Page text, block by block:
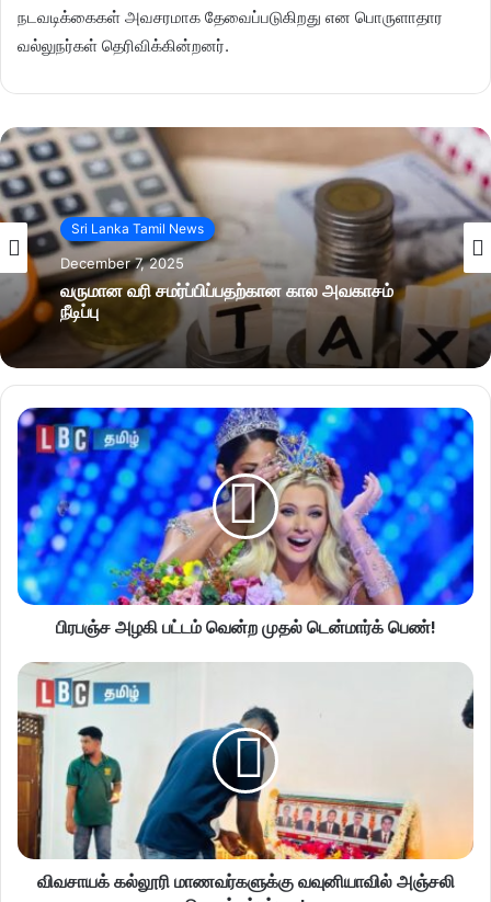
நடவடிக்கைகள் அவசரமாக தேவைப்படுகிறது என பொருளாதார
வல்லுநர்கள் தெரிவிக்கின்றனர்.
Sri Lanka Tamil News
December 7, 2025
வருமான வரி சமர்ப்பிப்பதற்கான கால அவகாசம்
நீடிப்பு
பிரபஞ்ச அழகி பட்டம் வென்ற முதல் டென்மார்க் பெண்!
விவசாயக் கல்லூரி மாணவர்களுக்கு வவுனியாவில் அஞ்சலி